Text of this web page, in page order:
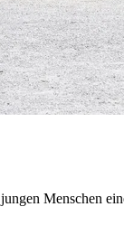
Menschen